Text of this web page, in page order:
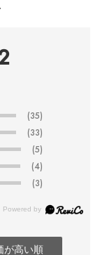
(35)
(33)
(5)
(4)
(3)
が高い順